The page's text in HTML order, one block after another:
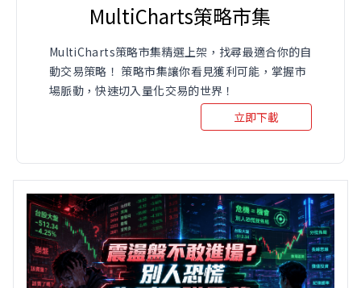
MultiCharts策略市集
MultiCharts策略市集精選上架，找尋最適合你的自
動交易策略！ 策略市集讓你看見獲利可能，掌握市
場脈動，快速切入量化交易的世界！
立即下載